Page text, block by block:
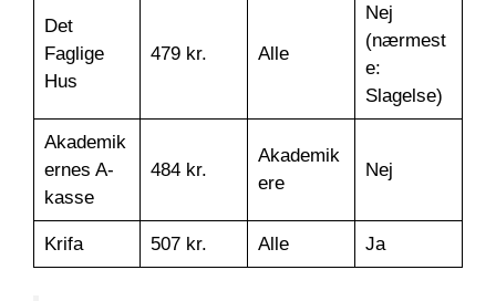
Det
Faglige
Hus
479 kr. Alle
Nej
(nærmest
e:
Slagelse)
Akademik
ernes A-
kasse
484 kr.
Akademik
ere
Nej
Krifa 507 kr. Alle Ja